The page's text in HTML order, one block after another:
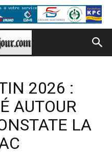
2026 :
AUTOUR
LA